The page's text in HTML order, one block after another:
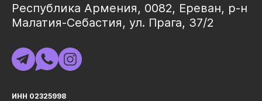
Республика Армения, 0082, Ереван, р-н
Малатия-Себастия, ул. Прага, 37/2
ИНН 02325998